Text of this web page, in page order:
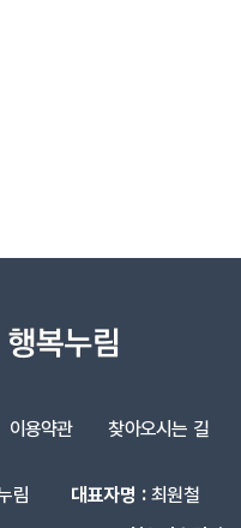
이용약관 찾아오시는 길
림 대표자명 :최원철